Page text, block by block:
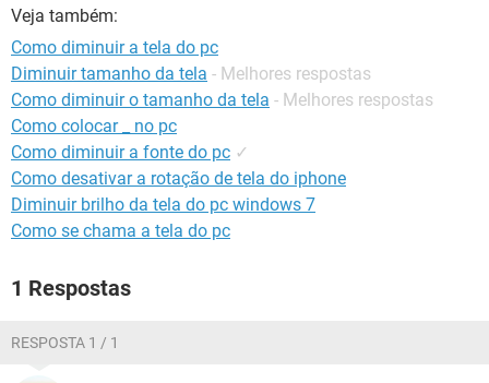
Veja também:
Como diminuir a tela do pc
Diminuir tamanho da tela - Melhores respostas
Como diminuir o tamanho da tela - Melhores respostas
Como colocar _ no pc
Como diminuir a fonte do pc ✓
Como desativar a rotação de tela do iphone
Diminuir brilho da tela do pc windows 7
Como se chama a tela do pc
1 Respostas
RESPOSTA 1 / 1